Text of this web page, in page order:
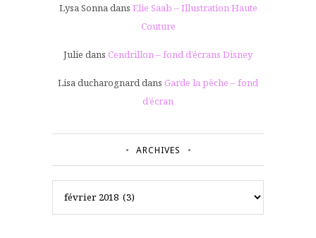
Lysa Sonnadans Elie Saab – Illustration Haute
Couture
Julie dans Cendrillon – fond d’écrans Disney
Lisa ducharognarddans Garde la pêche – fond
d’écran
ARCHIVES